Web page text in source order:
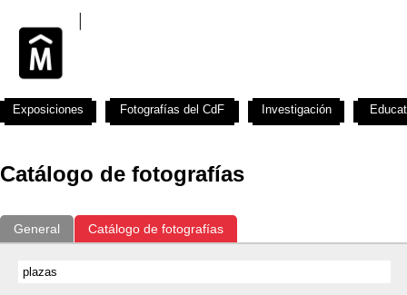
Catálogo de fotografías
General Catálogo de fotografías
Exposiciones Fotografías del CdF Investigación